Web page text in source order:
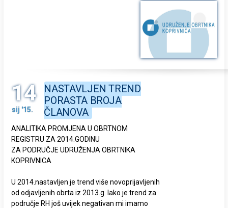
14
sij '15.
NASTAVLJEN TREND
PORASTA BROJA
ČLANOVA
ANALITIKA PROMJENA U OBRTNOM
REGISTRU ZA 2014.GODINU
ZA PODRUČJE UDRUŽENJA OBRTNIKA
KOPRIVNICA
U 2014.nastavljen je trend više novoprijavljenih
od odjavljenih obrta iz 2013.g. Iako je trend za
područje RH još uvijek negativan mi imamo